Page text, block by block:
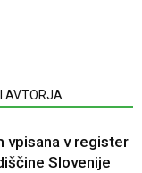
AVTORJA
vpisana v register
Slovenije